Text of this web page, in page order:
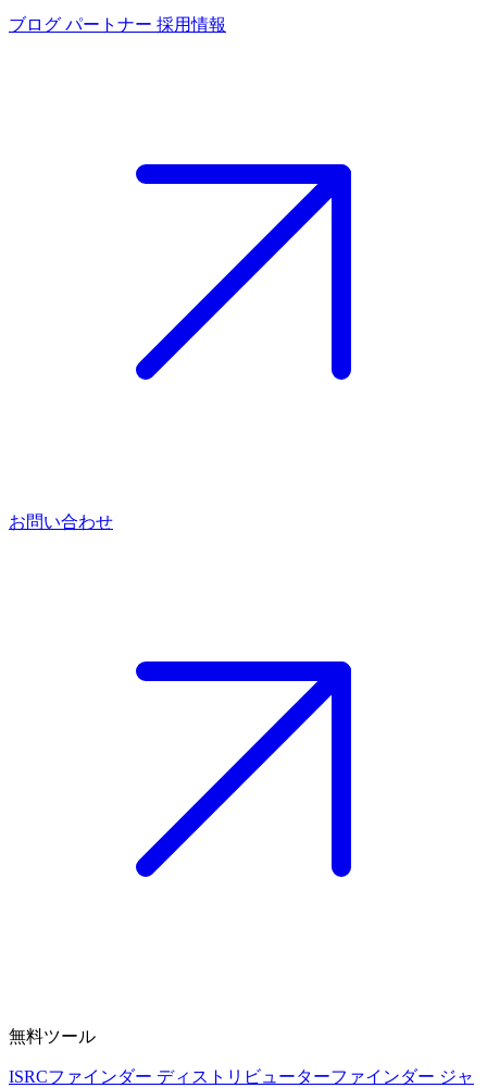
ブログ パートナー 採用情報
お問い合わせ
無料ツール
ISRCファインダー ディストリビューターファインダー ジャ